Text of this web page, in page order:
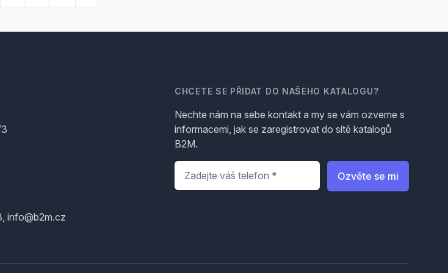
info@b2m.cz
CHCETE SE PŘIDAT DO NAŠEHO KATALOGU?
Nechte nám na sebe kontakt a my se vám ozveme s
informacemi, jak se zaregistrovat do sítě katalogů
B2M.
Telefon
Ozvěte se mi